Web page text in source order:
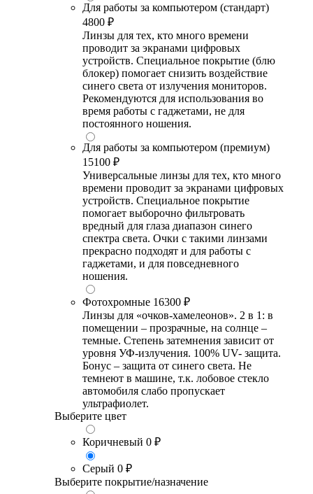
Для работы за компьютером (стандарт)
4800 ₽
Линзы для тех, кто много времени
проводит за экранами цифровых
устройств. Специальное покрытие (блю
блокер) помогает снизить воздействие
синего света от излучения мониторов.
Рекомендуются для использования во
время работы с гаджетами, не для
постоянного ношения.
Для работы за компьютером (премиум)
15100 ₽
Универсальные линзы для тех, кто много
времени проводит за экранами цифровых
устройств. Специальное покрытие
помогает выборочно фильтровать
вредный для глаза диапазон синего
спектра света. Очки с такими линзами
прекрасно подходят и для работы с
гаджетами, и для повседневного
ношения.
Фотохромные 16300 ₽
Линзы для «очков-хамелеонов». 2 в 1: в
помещении – прозрачные, на солнце –
темные. Степень затемнения зависит от
уровня УФ-излучения. 100% UV- защита.
Бонус – защита от синего света. Не
темнеют в машине, т.к. лобовое стекло
автомобиля слабо пропускает
ультрафиолет.
Выберите цвет
Коричневый 0 ₽
Серый 0 ₽
Выберите покрытие/назначение